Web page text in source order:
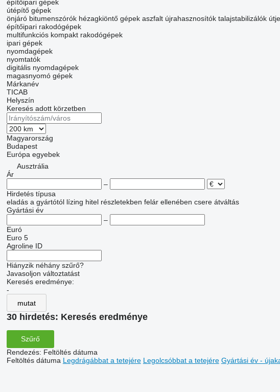
építőipari gépek
útépítő gépek
önjáró bitumenszórók hézagkiöntő gépek aszfalt újrahasznosítók talajstabilizálók
építőipari rakodógépek
multifunkciós kompakt rakodógépek
ipari gépek
nyomdagépek
nyomtatók
digitális nyomdagépek
magasnyomó gépek
Márkanév
TICAB
Helyszín
Keresés adott körzetben
Magyarország
Budapest
Európa egyebek
Ausztrália
Ár
–
Hirdetés típusa
eladás a gyártótól lízing hitel részletekben felár ellenében csere átváltás
Gyártási év
–
Euró
Euro 5
Agroline ID
Hiányzik néhány szűrő?
Javasoljon változtatást
Keresés eredménye:
-
mutat
30 hirdetés: Keresés eredménye
Szűrő
Rendezés: Feltöltés dátuma
Feltöltés dátuma Legdrágábbat a tetejére Legolcsóbbat a tetejére Gyártási év -